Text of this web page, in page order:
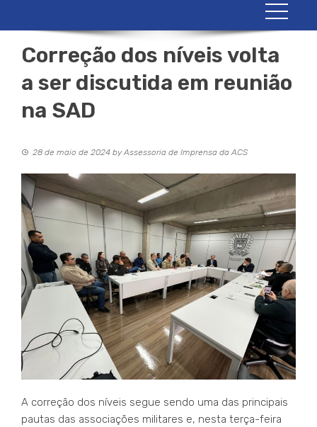
Correção dos níveis volta
a ser discutida em reunião
na SAD
28 de maio de 2024 byAssessoria de Imprensa da ACS
A correção dos níveis segue sendo uma das principais
pautas das associações militares e, nesta terça-feira